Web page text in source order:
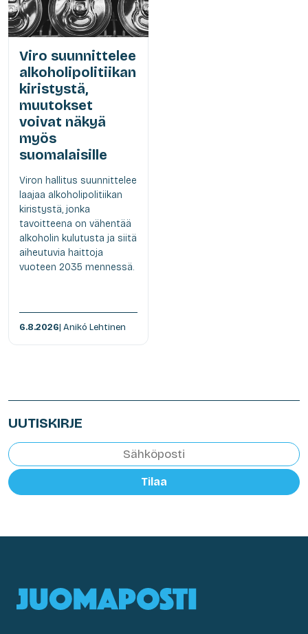
Viro suunnittelee
alkoholipolitiikan
kiristystä,
muutokset
voivat näkyä
myös
suomalaisille
Viron hallitus suunnittelee
laajaa alkoholipolitiikan
kiristystä, jonka
tavoitteena on vähentää
alkoholin kulutusta ja siitä
aiheutuvia haittoja
vuoteen 2035 mennessä.
6.8.2026| Anikó Lehtinen
UUTISKIRJE
Tilaa